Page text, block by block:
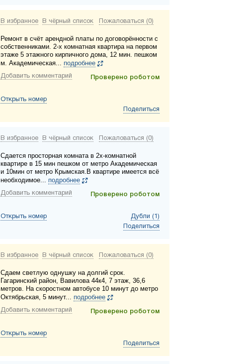
В избранное В чёрный список Пожаловаться (0)
Ремонт в счёт арендной платы по договорённости с
собственниками. 2-х комнатная квартира на первом
этаже 5 этажного кирпичного дома, 12 мин. пешком
м. Академическая... подробнее
Проверено роботом
Добавить комментарий
Открыть номер
Поделиться
В избранное В чёрный список Пожаловаться (0)
Сдается просторная комната в 2х-комнатной
квартире в 15 мин пешком от метро Академическая
и 10мин от метро Крымская.В квартире имеется всё
необходимое... подробнее
Проверено роботом
Добавить комментарий
Открыть номер
Дубли (1)
Поделиться
В избранное В чёрный список Пожаловаться (0)
Сдаем светлую однушку на долгий срок.
Гагаринский район, Вавилова 44к4, 7 этаж, 36,6
метров. На скоростном автобусе 10 минут до метро
Октябрьская, 5 минут... подробнее
Проверено роботом
Добавить комментарий
Открыть номер
Поделиться